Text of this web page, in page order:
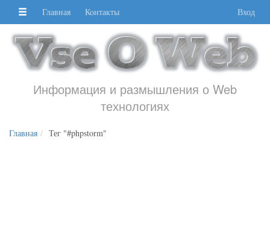
Главная Контакты Вход
Информация и размышления о Web
технологиях
Главная Тег "#phpstorm"